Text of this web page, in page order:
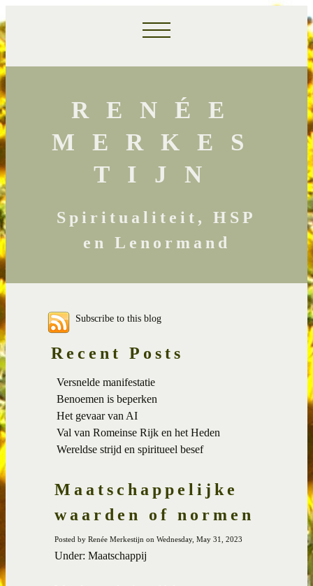
RENÉE
MERKES
TIJN
Spiritualiteit, HSP
en Lenormand
Subscribe to this blog
Recent Posts
Versnelde manifestatie
Benoemen is beperken
Het gevaar van AI
Val van Romeinse Rijk en het Heden
Wereldse strijd en spiritueel besef
Maatschappelijke
waarden of normen
Posted by Renée Merkestijn on Wednesday, May 31, 2023
Under: Maatschappij